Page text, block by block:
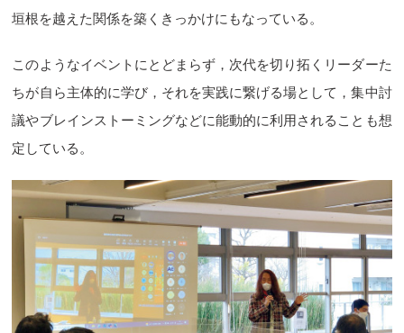
垣根を越えた関係を築くきっかけにもなっている。
このようなイベントにとどまらず，次代を切り拓くリーダーた
ちが自ら主体的に学び，それを実践に繋げる場として，集中討
議やブレインストーミングなどに能動的に利用されることも想
定している。